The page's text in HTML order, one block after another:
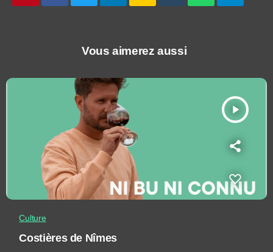
Vous aimerez aussi
play_arrow
Culture
Costières de Nîmes